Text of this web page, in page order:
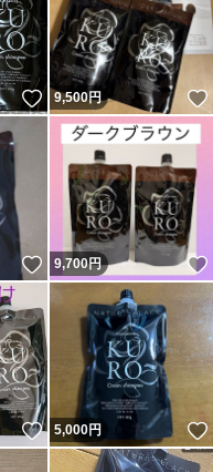
いいね！
9,500円
いいね！
9,700円
いいね！
5,000円